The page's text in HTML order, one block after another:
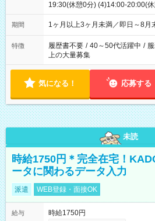
19:30(休憩0分) (4)14:00-20:00(
ます
期間 1ヶ月以上3ヶ月未満／即日～8月
特徴 履歴書不要 / 40～50代活躍中 /
上の大量募集
気になる！ 応募する
未読
時給1750円＊完全在宅！
ータに関わるデータ入力
派遣 WEB登録・面接OK
給与
時給1750円